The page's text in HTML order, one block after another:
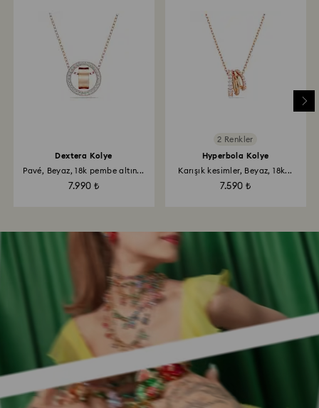
Dextera Kolye
Pavé, Beyaz, 18k pembe altın...
7.990 ₺
2 Renkler
Hyperbola Kolye
Karışık kesimler, Beyaz, 18k...
7.590 ₺